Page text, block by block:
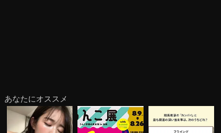
あなたにオススメ